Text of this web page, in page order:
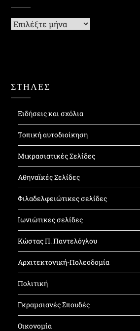
Ιστορικό
ΣΤΗΛΕΣ
Ειδήσεις και σχόλια
Τοπική αυτοδιοίκηση
Μικρασιατικές Σελίδες
Αθηναϊκές Σελίδες
Φιλαδελφειώτικες σελίδες
Ιωνιώτικες σελίδες
Κώστας Π. Παντελόγλου
Αρχιτεκτονική-Πολεοδομία
Πολιτική
Γκραμσιανές Σπουδές
Οικονομία